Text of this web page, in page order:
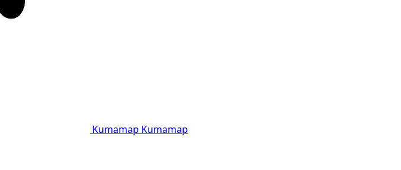
Kumamap Kumamap